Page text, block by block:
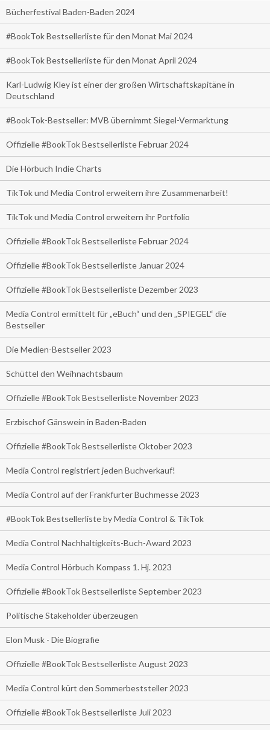
Bücherfestival Baden-Baden 2024
#BookTok Bestsellerliste für den Monat Mai 2024
#BookTok Bestsellerliste für den Monat April 2024
Karl-Ludwig Kley ist einer der großen Wirtschaftskapitäne in
Deutschland
#BookTok-Bestseller: MVB übernimmt Siegel-Vermarktung
Offizielle #BookTok Bestsellerliste Februar 2024
Die Hörbuch Indie Charts
TikTok und Media Control erweitern ihre Zusammenarbeit!
TikTok und Media Control erweitern ihr Portfolio
Offizielle #BookTok Bestsellerliste Februar 2024
Offizielle #BookTok Bestsellerliste Januar 2024
Offizielle #BookTok Bestsellerliste Dezember 2023
Media Control ermittelt für „eBuch“ und den „SPIEGEL“ die
Bestseller
Die Medien-Bestseller 2023
Schüttel den Weihnachtsbaum
Offizielle #BookTok Bestsellerliste November 2023
Erzbischof Gänswein in Baden-Baden
Offizielle #BookTok Bestsellerliste Oktober 2023
Media Control registriert jeden Buchverkauf!
Media Control auf der Frankfurter Buchmesse 2023
#BookTok Bestsellerliste by Media Control & TikTok
Media Control Nachhaltigkeits-Buch-Award 2023
Media Control Hörbuch Kompass 1. Hj. 2023
Offizielle #BookTok Bestsellerliste September 2023
Politische Stakeholder überzeugen
Elon Musk - Die Biografie
Offizielle #BookTok Bestsellerliste August 2023
Media Control kürt den Sommerbeststeller 2023
Offizielle #BookTok Bestsellerliste Juli 2023